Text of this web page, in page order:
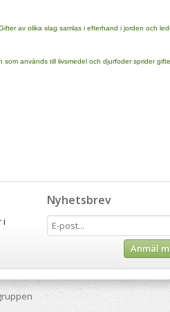
av olika slag samlas i efterhand i jorden och
används till livsmedel och djurfoder sprider
Nyhetsbrev
Anmäl
i